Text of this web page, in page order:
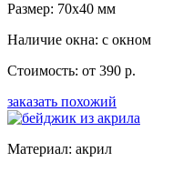
Размер: 70x40 мм
Наличие окна: с окном
Стоимость: от 390 р.
заказать похожий
Материал: акрил